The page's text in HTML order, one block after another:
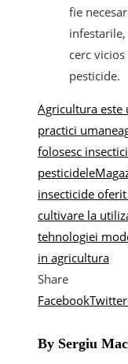
fie
infestarile,
cerc
pesticide.
Agricultura este
practici umane
folosesc
pesticidele
insecticide
cultivare la
tehnologiei
in agricultura
Share
FacebookTwitter
By Sergiu